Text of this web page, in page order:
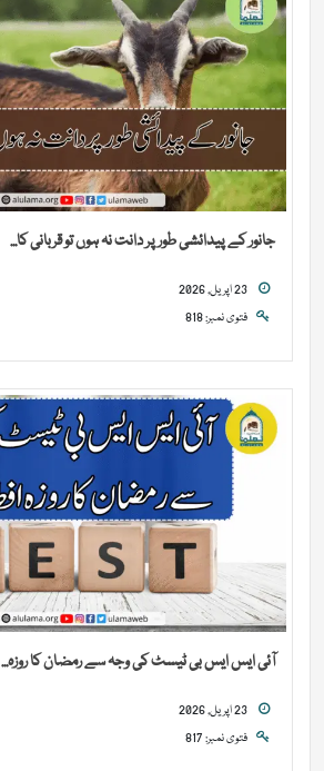
جانور کے پیدائشی طور پر دانت نہ ہوں تو قربانی کا...
فتوی نمبر: 818
آئی ایس ایس بی ٹیسٹ کی وجہ سے رمضان کا روزہ...
فتوی نمبر: 817